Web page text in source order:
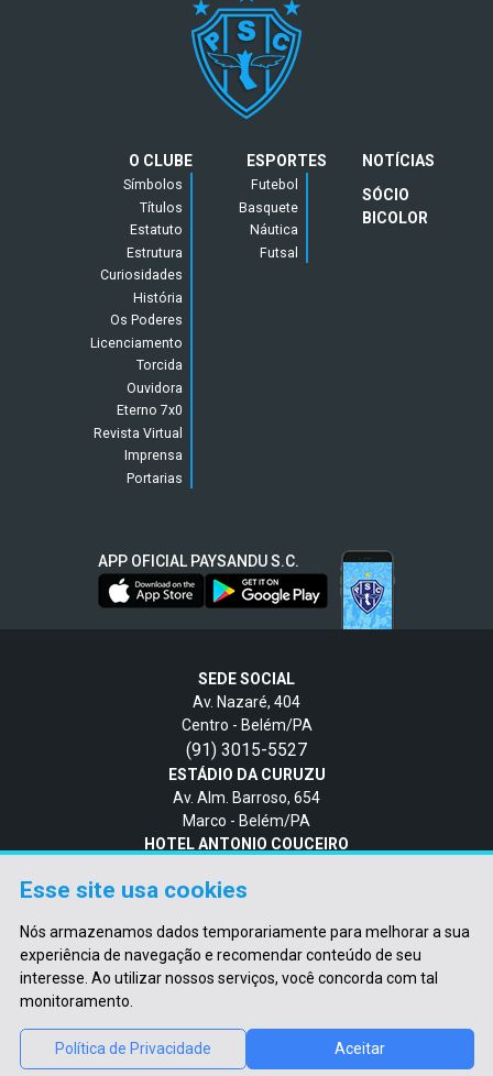
O CLUBE
Símbolos
Títulos
Estatuto
Estrutura
Curiosidades
História
Os Poderes
Licenciamento
Torcida
Ouvidora
Eterno 7x0
Revista Virtual
Imprensa
Portarias
ESPORTES
Futebol
Basquete
Náutica
Futsal
NOTÍCIAS
SÓCIO
BICOLOR
APP OFICIAL PAYSANDU S.C.
SEDE SOCIAL
Av. Nazaré, 404
Centro - Belém/PA
(91) 3015-5527
ESTÁDIO DA CURUZU
Av. Alm. Barroso, 654
Marco - Belém/PA
HOTEL ANTONIO COUCEIRO
Marco - Belém/PA
Tv. Dom Bôsco, 2
Cidade Velha - Belém/PA
PAYSANDU S.C.2026- TODOS OS DIREITOS RESERVADOS.
Hospedado por Metaweb
Desenvolvido por Bredi
Esse site usa cookies
Nós armazenamos dados temporariamente para melhorar a sua
experiência de navegação e recomendar conteúdo de seu
interesse. Ao utilizar nossos serviços, você concorda com tal
monitoramento.
Política de Privacidade Aceitar